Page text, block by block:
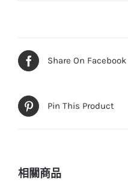
Share On Facebook
Pin This Product
相關商品